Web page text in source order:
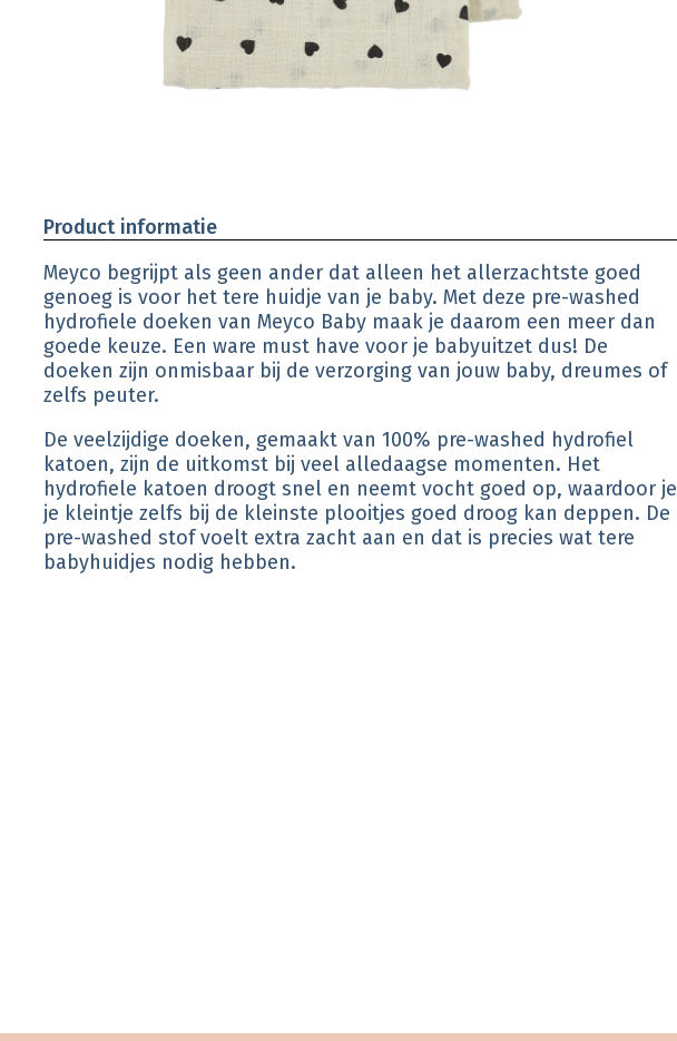
Product informatie
Meyco begrijpt als geen ander dat alleen het allerzachtste goed
genoeg is voor het tere huidje van je baby. Met deze pre-washed
hydrofiele doeken van Meyco Baby maak je daarom een meer dan
goede keuze. Een ware must have voor je babyuitzet dus! De
doeken zijn onmisbaar bij de verzorging van jouw baby, dreumes of
zelfs peuter.
De veelzijdige doeken, gemaakt van 100% pre-washed hydrofiel
katoen, zijn de uitkomst bij veel alledaagse momenten. Het
hydrofiele katoen droogt snel en neemt vocht goed op, waardoor je
je kleintje zelfs bij de kleinste plooitjes goed droog kan deppen. De
pre-washed stof voelt extra zacht aan en dat is precies wat tere
babyhuidjes nodig hebben.